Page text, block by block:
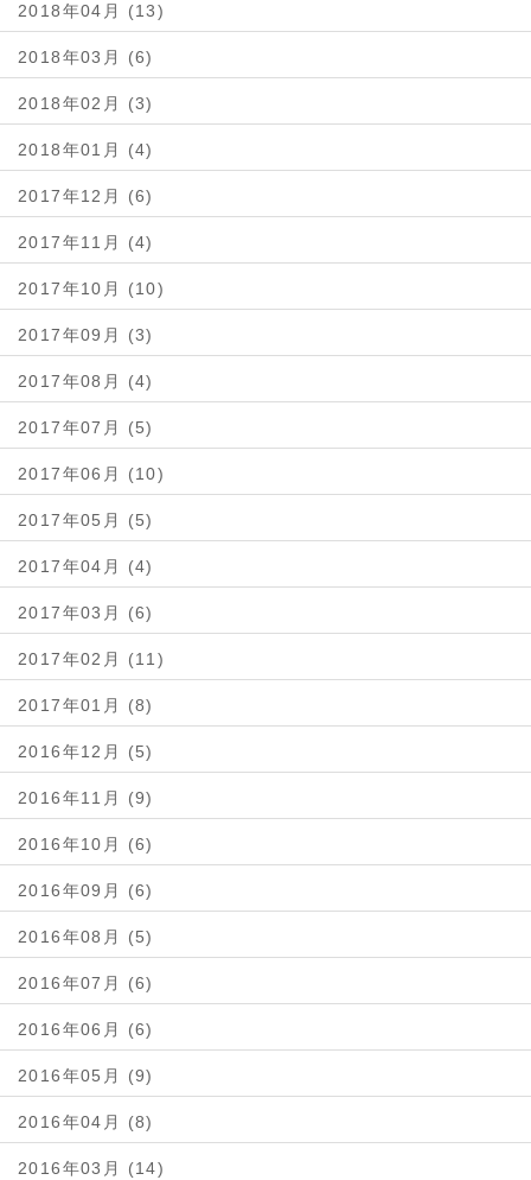
2018年04月 (13)
2018年03月 (6)
2018年02月 (3)
2018年01月 (4)
2017年12月 (6)
2017年11月 (4)
2017年10月 (10)
2017年09月 (3)
2017年08月 (4)
2017年07月 (5)
2017年06月 (10)
2017年05月 (5)
2017年04月 (4)
2017年03月 (6)
2017年02月 (11)
2017年01月 (8)
2016年12月 (5)
2016年11月 (9)
2016年10月 (6)
2016年09月 (6)
2016年08月 (5)
2016年07月 (6)
2016年06月 (6)
2016年05月 (9)
2016年04月 (8)
2016年03月 (14)